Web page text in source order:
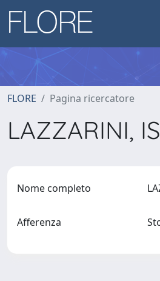
FLORE Pagina ricercatore
LAZZARINI,
Nome completo
Afferenza